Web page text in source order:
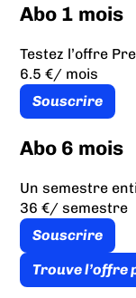
Abo 1 mois
Testez l’offre
6.5 €/ mois
Souscrire
Abo 6 mois
Un semestre
36 €/ semestre
Souscrire
Trouve l’offre